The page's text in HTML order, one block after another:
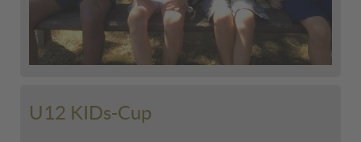
U12 KIDs-Cup